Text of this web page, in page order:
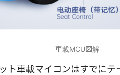
車載MCU図解
ト車載マイコンはすでに